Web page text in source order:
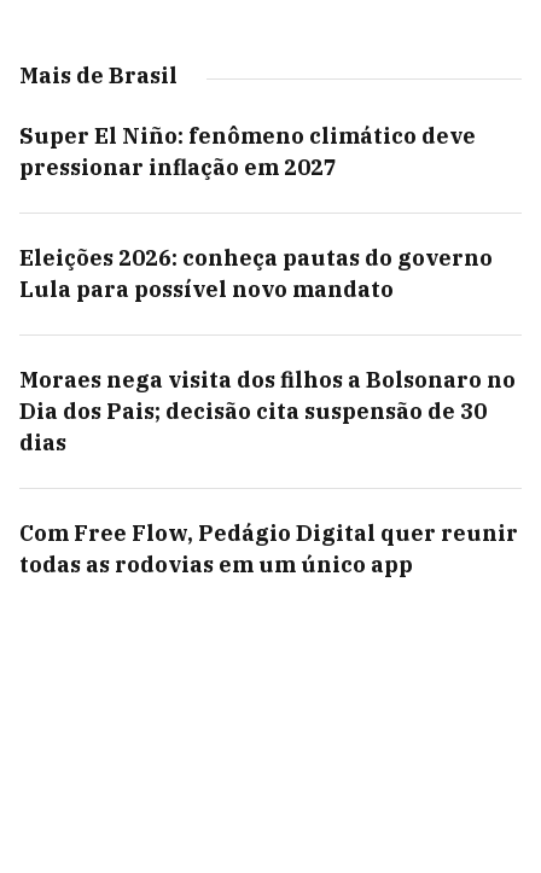
Mais de Brasil
Super El Niño: fenômeno climático deve
pressionar inflação em 2027
Eleições 2026: conheça pautas do governo
Lula para possível novo mandato
Moraes nega visita dos filhos a Bolsonaro no
Dia dos Pais; decisão cita suspensão de 30
dias
Com Free Flow, Pedágio Digital quer reunir
todas as rodovias em um único app